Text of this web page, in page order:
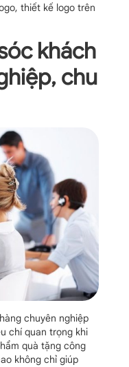
thiết kế logo trên
khách
chu
chuyên nghiệp
chí quan trọng khi
quà tặng công
không chỉ giúp